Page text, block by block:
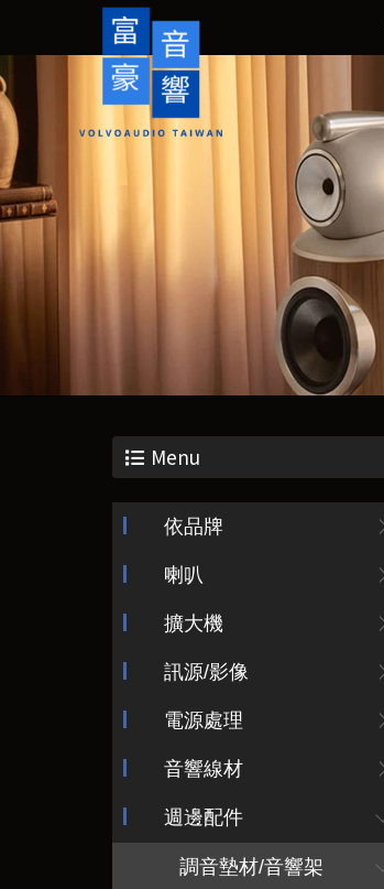
Menu
依品牌
喇叭
擴大機
訊源/影像
電源處理
音響線材
週邊配件
調音墊材/音響架